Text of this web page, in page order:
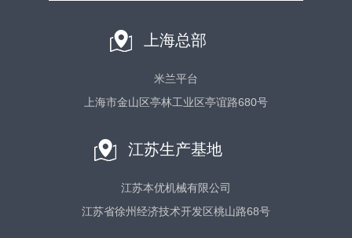
上海总部
米兰平台
上海市金山区亭林工业区亭谊路680号
江苏生产基地
江苏本优机械有限公司
江苏省徐州经济技术开发区桃山路68号